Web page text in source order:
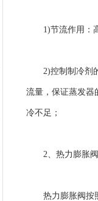
1)节流作用：高
2)控制制冷剂的
流量，保证蒸发器
冷不足；
2、热力膨胀阀
热力膨胀阀按照